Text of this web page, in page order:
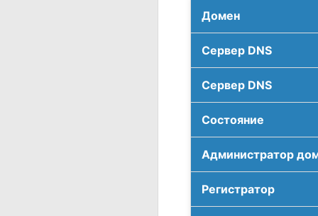
Домен
Сервер DNS
Сервер DNS
Соcтояние
Администратор
Регистратор